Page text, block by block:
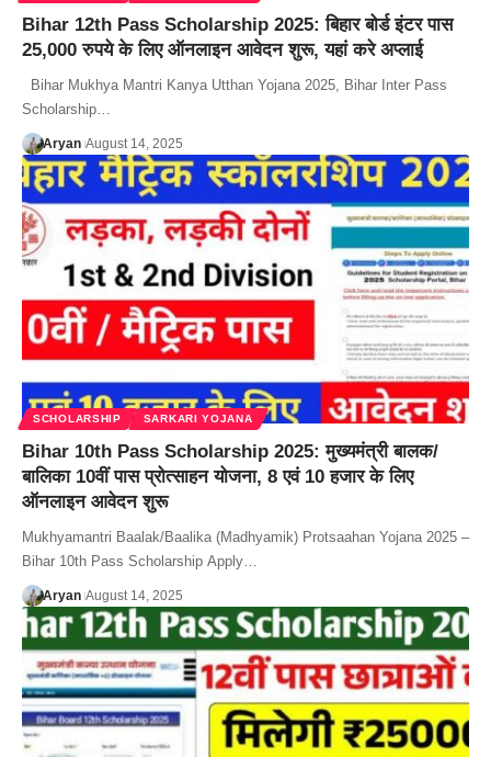
Bihar 12th Pass Scholarship 2025: बिहार बोर्ड इंटर पास
25,000 रुपये के लिए ऑनलाइन आवेदन शुरू, यहां करे अप्लाई
Bihar Mukhya Mantri Kanya Utthan Yojana 2025, Bihar Inter Pass
Scholarship…
Aryan August 14, 2025
SCHOLARSHIP SARKARI YOJANA
Bihar 10th Pass Scholarship 2025: मुख्यमंत्री बालक/
बालिका 10वीं पास प्रोत्साहन योजना, 8 एवं 10 हजार के लिए
ऑनलाइन आवेदन शुरू
Mukhyamantri Baalak/Baalika (Madhyamik) Protsaahan Yojana 2025 –
Bihar 10th Pass Scholarship Apply…
Aryan August 14, 2025